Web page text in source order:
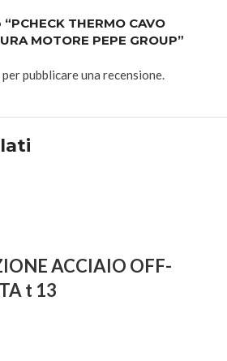
THERMO CAVO
MOTORE PEPE GROUP”
per pubblicare una recensione.
ACCIAIO OFF-
t 13